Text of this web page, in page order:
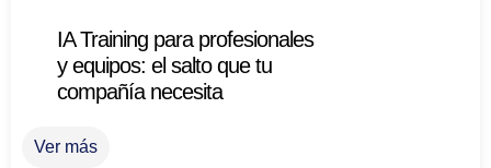
IA Training para profesionales
y equipos: el salto que tu
compañía necesita
Ver más